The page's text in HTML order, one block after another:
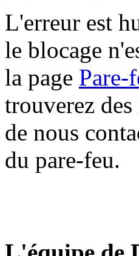
L'erreur est
le blocage
la page Pare-
trouverez
de nous
du pare-feu.